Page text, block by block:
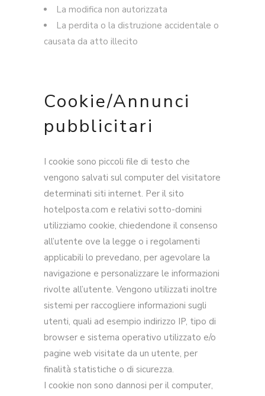
La modifica non autorizzata
La perdita o la distruzione accidentale o
causata da atto illecito
Cookie/Annunci
pubblicitari
I cookie sono piccoli file di testo che
vengono salvati sul computer del visitatore
determinati siti internet. Per il sito
hotelposta.com e relativi sotto-domini
utilizziamo cookie, chiedendone il consenso
all’utente ove la legge o i regolamenti
applicabili lo prevedano, per agevolare la
navigazione e personalizzare le informazioni
rivolte all’utente. Vengono utilizzati inoltre
sistemi per raccogliere informazioni sugli
utenti, quali ad esempio indirizzo IP, tipo di
browser e sistema operativo utilizzato e/o
pagine web visitate da un utente, per
finalità statistiche o di sicurezza.
I cookie non sono dannosi per il computer,